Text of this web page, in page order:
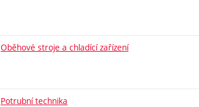
Oběhové stroje a chladící zařízení
Potrubní technika